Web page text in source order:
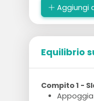
Aggiungi
Equilibrio
Compito 1 -